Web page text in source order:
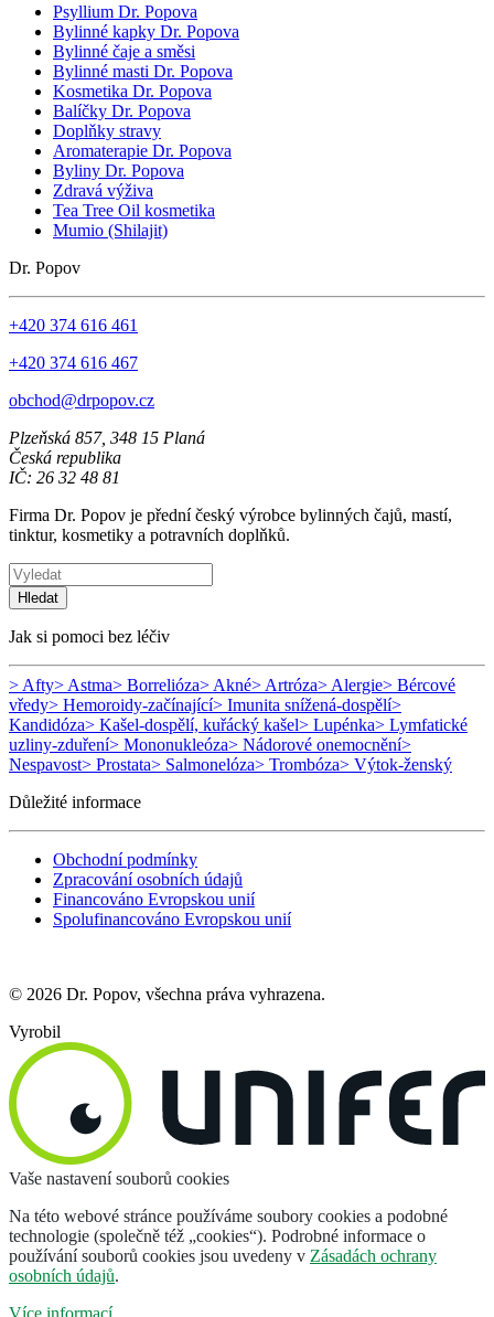
Psyllium Dr. Popova
Bylinné kapky Dr. Popova
Bylinné čaje a směsi
Bylinné masti Dr. Popova
Kosmetika Dr. Popova
Balíčky Dr. Popova
Doplňky stravy
Aromaterapie Dr. Popova
Byliny Dr. Popova
Zdravá výživa
Tea Tree Oil kosmetika
Mumio (Shilajit)
Dr. Popov
+420 374 616 461
+420 374 616 467
obchod@drpopov.cz
Plzeňská 857, 348 15 Planá
Česká republika
IČ: 26 32 48 81
Firma Dr. Popov je přední český výrobce bylinných čajů, mastí,
tinktur, kosmetiky a potravních doplňků.
Hledat
Jak si pomoci bez léčiv
> Afty> Astma> Borrelióza> Akné> Artróza> Alergie> Bércové
vředy> Hemoroidy-začínající> Imunita snížená-dospělí>
Kandidóza> Kašel-dospělí, kuřácký kašel> Lupénka> Lymfatické
uzliny-zduření> Mononukleóza> Nádorové onemocnění>
Nespavost> Prostata> Salmonelóza> Trombóza> Výtok-ženský
Důležité informace
Obchodní podmínky
Zpracování osobních údajů
Financováno Evropskou unií
Spolufinancováno Evropskou unií
© 2026 Dr. Popov, všechna práva vyhrazena.
Vyrobil
Vaše nastavení souborů cookies
Na této webové stránce používáme soubory cookies a podobné
technologie (společně též „cookies“). Podrobné informace o
používání souborů cookies jsou uvedeny v Zásadách ochrany
osobních údajů.